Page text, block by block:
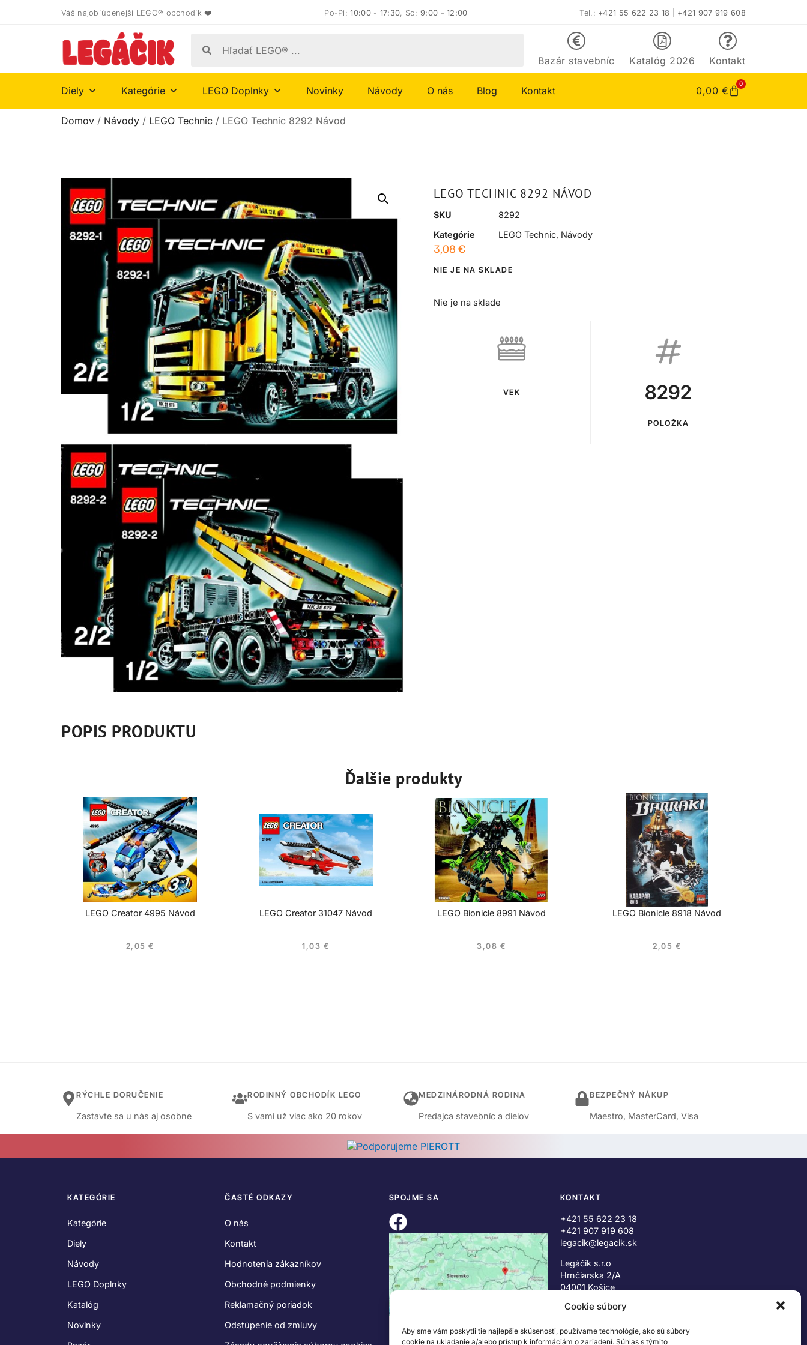
Cookie súbory
Aby sme vám poskytli tie najlepšie skúsenosti, používame technológie, ako sú súbory
cookie na ukladanie a/alebo prístup k informáciám o zariadení. Súhlas s týmito
Váš najobľúbenejší LEGO® obchodík ❤️ Po-Pi:10:00 - 17:30, So:9:00 - 12:00 Tel.: +421 55 622 23 18 +421 907 919 608
Bazár stavebníc Katalóg 2026 Kontakt
Diely Kategórie LEGO Doplnky Novinky Návody O nás Blog Kontakt 0,00 €
0
Domov / Návody / LEGO Technic / LEGO Technic 8292 Návod
LEGO TECHNIC 8292 NÁVOD
SKU
8292
Kategórie
LEGO Technic, Návody
3,08 €
NIE JE NA SKLADE
Nie je na sklade
VEK 8292
POLOŽKA
POPIS PRODUKTU
Ďalšie produkty
LEGO Creator 4995 Návod
2,05€
LEGO Creator 31047 Návod
1,03 €
LEGO Bionicle 8991 Návod
3,08 €
LEGO Bionicle 8918 Návod
2,05 €
RÝCHLE DORUČENIE
Zastavte sa u nás aj osobne
RODINNÝ OBCHODÍK LEGO
S vami už viac ako 20 rokov
MEDZINÁRODNÁ RODINA
Predajca stavebníc a dielov
BEZPEČNÝ NÁKUP
Maestro, MasterCard, Visa
KATEGÓRIE
Kategórie
Diely
Návody
LEGO Doplnky
Katalóg
Novinky
ČASTÉ ODKAZY
O nás
Kontakt
Hodnotenia zákazníkov
Obchodné podmienky
Reklamačný poriadok
Odstúpenie od zmluvy
SPOJME SA KONTAKT
+421 55 622 23 18
+421 907 919 608
legacik@legacik.sk
Legáčik s.r.o
Hrnčiarska 2/A
04001 Košice
IČ DPH: SK2023978330